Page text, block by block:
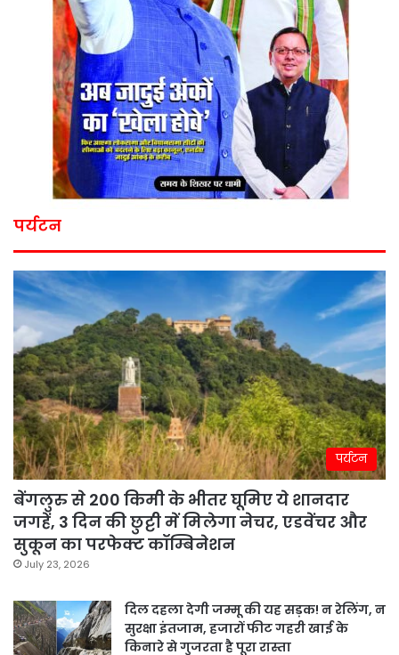
पर्यटन
पर्यटन
बेंगलुरु से 200 किमी के भीतर घूमिए ये शानदार
जगहें, 3 दिन की छुट्टी में मिलेगा नेचर, एडवेंचर और
सुकून का परफेक्ट कॉम्बिनेशन
July 23, 2026
दिल दहला देगी जम्मू की यह सड़क! न रेलिंग, न
सुरक्षा इंतजाम, हजारों फीट गहरी खाई के
किनारे से गुजरता है पूरा रास्ता